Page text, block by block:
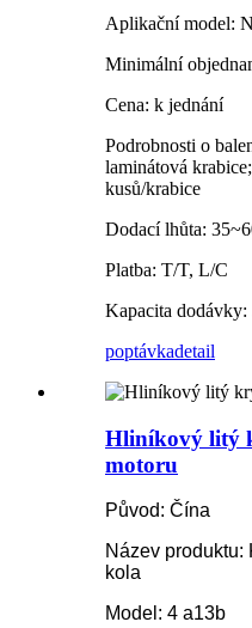
Aplikační model:
Minimální
Cena: k jednání
Podrobnosti o
laminátová
kusů/krabice
Dodací lhůta:
Platba: T/T, L/C
Kapacita
poptávkadetail
Hliníkový litý
motoru
Původ: Čína
Název produktu:
kola
Model: 4 a13b